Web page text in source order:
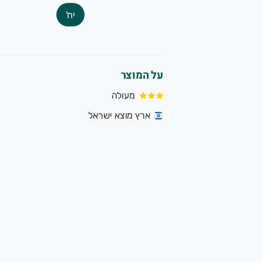
יח'
על המוצר
מעולה
ארץ מוצא ישראל